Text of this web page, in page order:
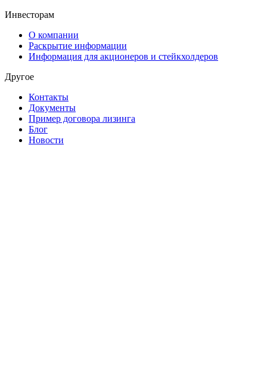
Инвесторам
О компании
Раскрытие информации
Информация для акционеров и стейкхолдеров
Другое
Контакты
Документы
Пример договора лизинга
Блог
Новости